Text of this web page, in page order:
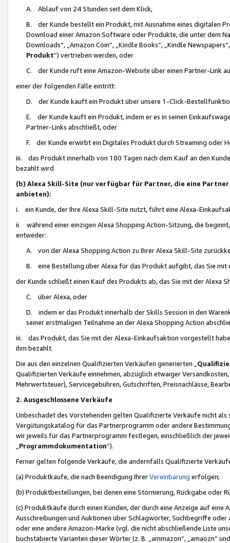
A. Ablauf von 24 Stunden seit dem Klick,
B. der Kunde bestellt ein Produkt, mit Ausnahme eines digitalen
Download einer Amazon Software oder Produkte, die unter dem
Downloads“, „Amazon Coin“, „Kindle Books“, „Kindle
Produkt“) vertrieben werden, oder
C. der Kunde ruft eine Amazon-Website über einen Partner-Link
einer der folgenden Fälle eintritt:
D. der Kunde kauft ein Produkt über unsere 1-Click-
E. der Kunde kauft ein Produkt, indem er es in seinen
Partner-Links abschließt, oder
F. der Kunde erwirbt ein Digitales Produkt durch Streaming oder
iii. das Produkt innerhalb von 180 Tagen nach dem Kauf an den
bezahlt wird
(b) Alexa Skill-Site (nur verfügbar für Partner, die eine
anbieten):
i. ein Kunde, der Ihre Alexa Skill-Site nutzt, führt eine Alexa-
ii. während einer einzigen Alexa Shopping Action-Sitzung, die
entweder:
A. von der Alexa Shopping Action zu Ihrer Alexa Skill-Site
B. eine Bestellung über Alexa für das Produkt aufgibt, das Sie mit
der Kunde schließt einen Kauf des Produkts ab, das Sie mit der Alexa
C. über Alexa, oder
D. indem er das Produkt innerhalb der Skills Session in den
seiner erstmaligen Teilnahme an der Alexa Shopping Action
iii. das Produkt, das Sie mit der Alexa-Einkaufsaktion vorgestellt
ihm bezahlt.
Die aus den einzelnen Qualifizierten Verkäufen generierten „
Qualifizierten Verkäufe einnehmen, abzüglich etwaiger
Mehrwertsteuer), Servicegebühren, Gutschriften, Preisnachlässe,
2. Ausgeschlossene Verkäufe
Unbeschadet des Vorstehenden gelten Qualifizierte Verkäufe nicht
Vergütungskatalog für das Partnerprogramm oder andere
wir jeweils für das Partnerprogramm festlegen, einschließlich der
Programmdokumentation“).
Ferner gelten folgende Verkäufe, die andernfalls Qualifizierte
(a) Produktkäufe, die nach Beendigung IhrerVereinbarung erfolgen;
(b) Produktbestellungen, bei denen eine Stornierung, Rückgabe oder
(c) Produktkäufe durch einen Kunden, der durch eine Anzeige auf
Ausschreibungen und Auktionen über Schlagwörter, Suchbegriffe
oder eine andere Amazon-Marke (vgl. die nicht abschließende Liste
buchstabierte Varianten dieser Wörter (z. B. „ammazon“, „amaozn“